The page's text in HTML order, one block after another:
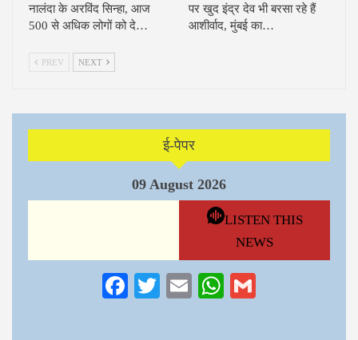
नालंदा के अरविंद सिन्हा, आज
500 से अधिक लोगों को दे…
पर खुद इंद्र देव भी बरसा रहे हैं
आशीर्वाद, मुंबई का…
PREV NEXT
ई-पेपर
09 August 2026
LISTEN THIS
NEWS
Facebook
TwitterEmailWhatsApp